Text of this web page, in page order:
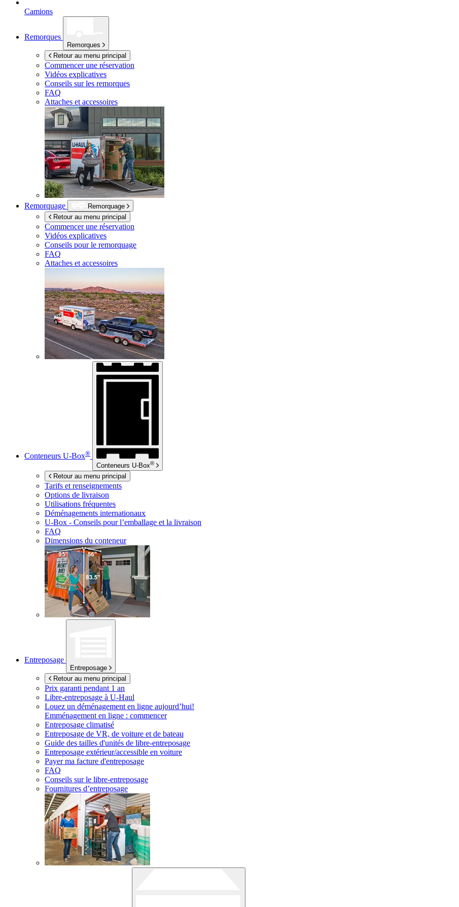
Camions
Remorques
Remorques
Retour au menu principal
Commencer une réservation
Vidéos explicatives
Conseils sur les remorques
FAQ
Attaches et accessoires
Remorquage
Remorquage
Retour au menu principal
Commencer une réservation
Vidéos explicatives
Conseils pour le remorquage
FAQ
Attaches et accessoires
Conteneurs U-Box®
Conteneurs U-Box®
Retour au menu principal
Tarifs et renseignements
Options de livraison
Utilisations fréquentes
Déménagements internationaux
U-Box - Conseils pour l’emballage et la livraison
FAQ
Dimensions du conteneur
Entreposage
Entreposage
Retour au menu principal
Prix garanti pendant 1 an
Libre-entreposage à U-Haul
Louez un déménagement en ligne aujourd’hui!
Emménagement en ligne : commencer
Entreposage climatisé
Entreposage de VR, de voiture et de bateau
Guide des tailles d'unités de libre-entreposage
Entreposage extérieur/accessible en voiture
Payer ma facture d'entreposage
FAQ
Conseils sur le libre-entreposage
Fournitures d’entreposage